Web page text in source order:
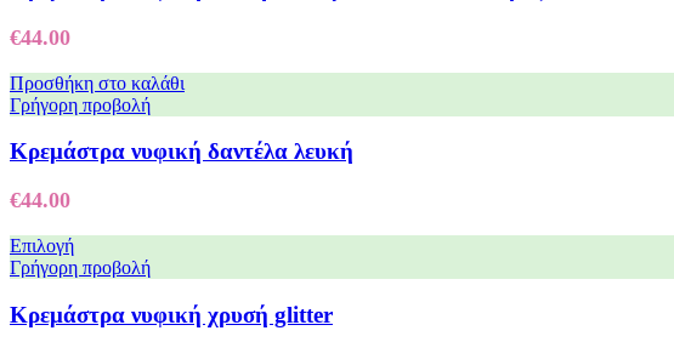
€44.00
Προσθήκη στο καλάθι
Γρήγορη προβολή
Κρεμάστρα νυφική δαντέλα λευκή
€44.00
Επιλογή
Γρήγορη προβολή
Κρεμάστρα νυφική χρυσή glitter